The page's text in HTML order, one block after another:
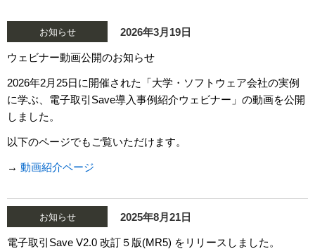
お知らせ 2026年3月19日
ウェビナー動画公開のお知らせ
2026年2月25日に開催された「大学・ソフトウェア会社の実例
に学ぶ、電子取引Save導入事例紹介ウェビナー」の動画を公開
しました。
以下のページでもご覧いただけます。
→ 動画紹介ページ
お知らせ 2025年8月21日
電子取引Save V2.0 改訂５版(MR5) をリリースしました。